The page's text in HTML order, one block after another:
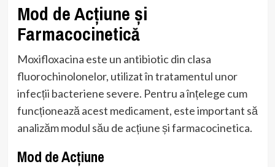
Mod de Acțiune și
Farmacocinetică
Moxifloxacina este un antibiotic din clasa
fluorochinolonelor, utilizat în tratamentul unor
infecții bacteriene severe. Pentru a înțelege cum
funcționează acest medicament, este important să
analizăm modul său de acțiune și farmacocinetica.
Mod de Acțiune